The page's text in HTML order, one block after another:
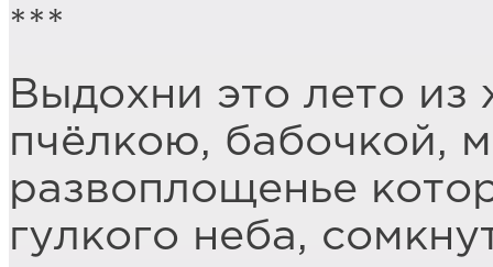
***
Выдохни это лето из
пчёлкою, бабочкой,
развоплощенье
гулкого неба,